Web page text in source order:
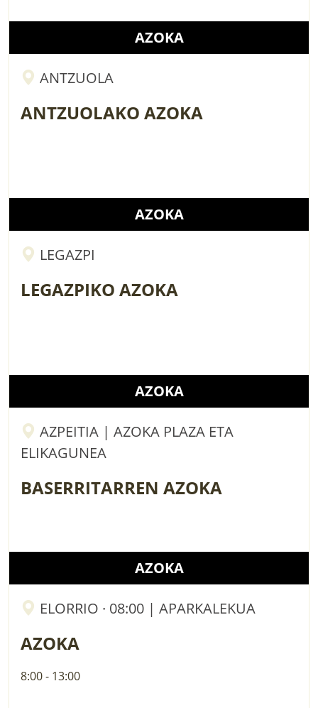
AZOKA
ANTZUOLA
ANTZUOLAKO AZOKA
AZOKA
LEGAZPI
LEGAZPIKO AZOKA
AZOKA
AZPEITIA | AZOKA PLAZA ETA
ELIKAGUNEA
BASERRITARREN AZOKA
AZOKA
ELORRIO · 08:00 | APARKALEKUA
AZOKA
8:00 - 13:00